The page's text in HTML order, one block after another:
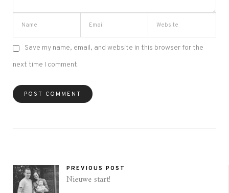
Save my name, email, and website in this browser for the
next time I comment.
PREVIOUS POST
Nieuwe start!